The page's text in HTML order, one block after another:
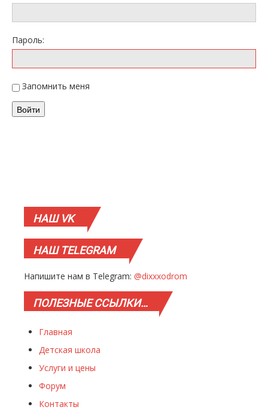
Пароль:
Запомнить меня
Войти
НАШVK
НАШTELEGRAM
Напишите нам в Telegram: @dixxxodrom
ПОЛЕЗНЫЕССЫЛКИ…
Главная
Детская школа
Услуги и цены
Форум
Контакты